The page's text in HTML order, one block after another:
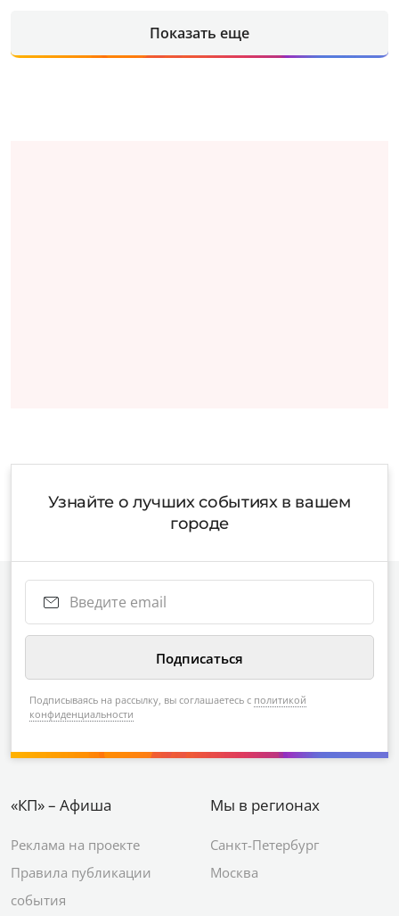
Показать еще
Узнайте о лучших событиях в вашем
городе
Подписываясь на рассылку, вы соглашаетесь с политикой
конфиденциальности
«КП» – Афиша
Реклама на проекте
Правила публикации
события
Мы в регионах
Санкт-Петербург
Москва